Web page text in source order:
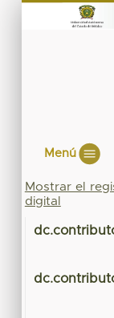
Menú
Mostrar el
digital